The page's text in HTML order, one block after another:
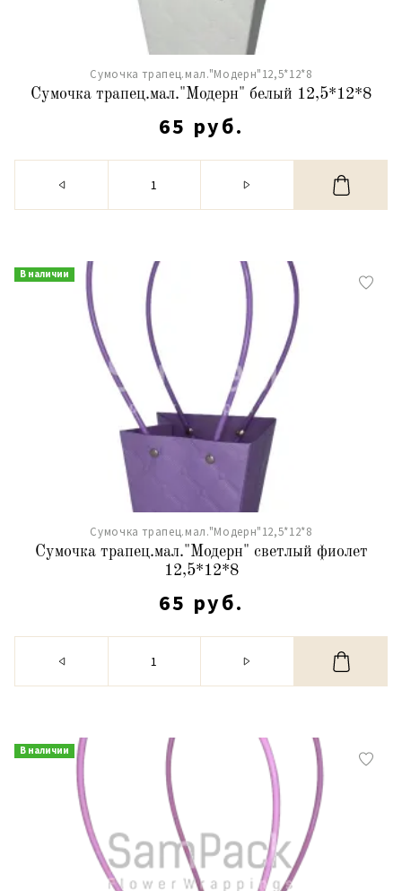
Сумочка трапец.мал."Модерн"12,5*12*8
Сумочка трапец.мал."Модерн" белый 12,5*12*8
65 руб.
В наличии
Сумочка трапец.мал."Модерн"12,5*12*8
Сумочка трапец.мал."Модерн" светлый фиолет
12,5*12*8
65 руб.
В наличии